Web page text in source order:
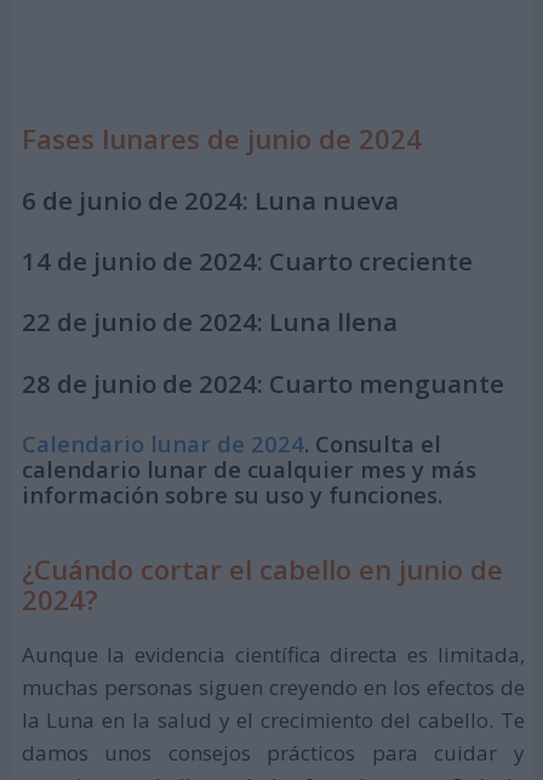
Fases lunares de junio de 2024
6 de junio de 2024: Luna nueva
14 de junio de 2024: Cuarto creciente
22 de junio de 2024: Luna llena
28 de junio de 2024: Cuarto menguante
Calendario lunar de 2024. Consulta el
calendario lunar de cualquier mes y más
información sobre su uso y funciones.
¿Cuándo cortar el cabello en junio de
2024?
Aunque la evidencia científica directa es limitada,
muchas personas siguen creyendo en los efectos de
la Luna en la salud y el crecimiento del cabello. Te
damos unos consejos prácticos para cuidar y